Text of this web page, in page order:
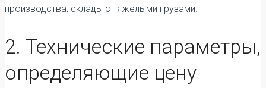
производства, склады с тяжелыми грузами.
2. Технические параметры,
определяющие цену